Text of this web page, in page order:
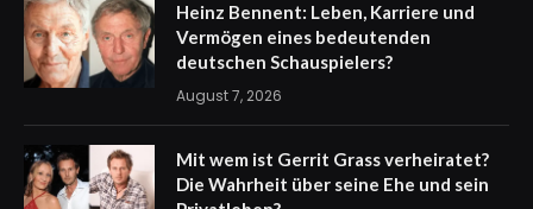
Heinz Bennent: Leben, Karriere und
Vermögen eines bedeutenden
deutschen Schauspielers?
August 7, 2026
Mit wem ist Gerrit Grass verheiratet?
Die Wahrheit über seine Ehe und sein